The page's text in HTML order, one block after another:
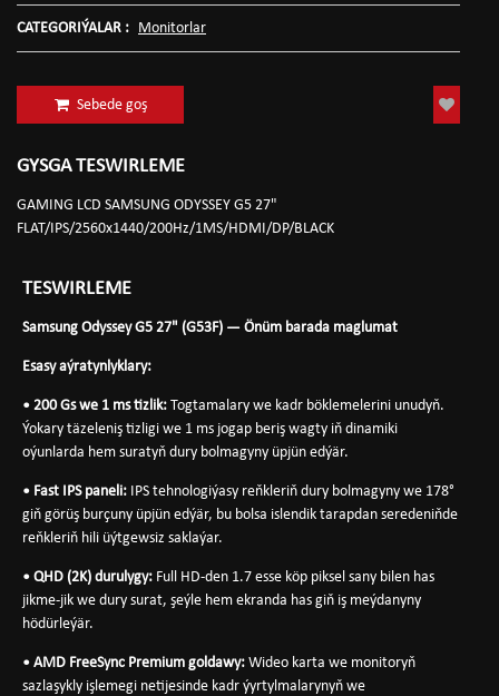
CATEGORIÝALAR : Monitorlar
Sebede goş
GYSGA TESWIRLEME
GAMING LCD SAMSUNG ODYSSEY G5 27"
FLAT/IPS/2560x1440/200Hz/1MS/HDMI/DP/BLACK
TESWIRLEME
Samsung Odyssey G5 27" (G53F) — Önüm barada maglumat
Esasy aýratynlyklary:
• 200 Gs we 1 ms tizlik: Togtamalary we kadr böklemelerini unudyň.
Ýokary täzeleniş tizligi we 1 ms jogap beriş wagty iň dinamiki
oýunlarda hem suratyň dury bolmagyny üpjün edýär.
• Fast IPS paneli: IPS tehnologiýasy reňkleriň dury bolmagyny we 178°
giň görüş burçuny üpjün edýär, bu bolsa islendik tarapdan seredeniňde
reňkleriň hili üýtgewsiz saklaýar.
• QHD (2K) durulygy: Full HD-den 1.7 esse köp piksel sany bilen has
jikme-jik we dury surat, şeýle hem ekranda has giň iş meýdanyny
hödürleýär.
• AMD FreeSync Premium goldawy: Wideo karta we monitoryň
sazlaşykly işlemegi netijesinde kadr ýyrtylmalarynyň we